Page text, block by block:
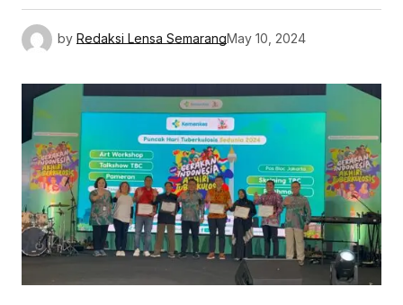
by Redaksi Lensa SemarangMay 10, 2024